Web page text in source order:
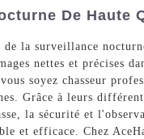
De Haute
la surveillance
nettes et précises
soyez chasseur
Grâce à leurs
la sécurité et
et efficace. Chez